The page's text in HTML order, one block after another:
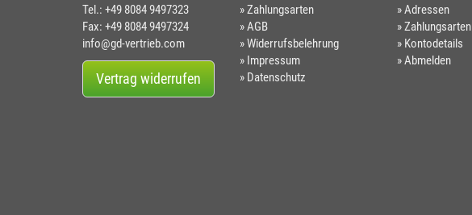
Tel.: +49 8084 9497323
Fax: +49 8084 9497324
info@gd-vertrieb.com
Vertrag widerrufen
Zahlungsarten
AGB
Widerrufsbelehrung
Impressum
Datenschutz
Adressen
Zahlungsarten
Kontodetails
Abmelden